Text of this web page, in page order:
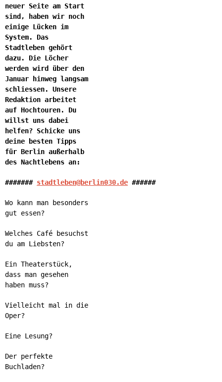
neuer Seite am Start
sind, haben wir noch
einige Lücken im
System. Das
Stadtleben gehört
dazu. Die Löcher
werden wird über den
Januar hinweg langsam
schliessen. Unsere
Redaktion arbeitet
auf Hochtouren. Du
willst uns dabei
helfen? Schicke uns
deine besten Tipps
für Berlin außerhalb
des Nachtlebens an:
####### stadtleben@berlin030.de ######
Wo kann man besonders
gut essen?
Welches Café besuchst
du am Liebsten?
Ein Theaterstück,
dass man gesehen
haben muss?
Vielleicht mal in die
Oper?
Eine Lesung?
Der perfekte
Buchladen?